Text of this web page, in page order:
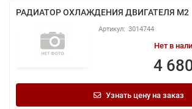
РАДИАТОР ОХЛАЖДЕНИЯ ДВИГАТЕЛЯ M2
3014744
Нет в
4
Узнать цену на заказ